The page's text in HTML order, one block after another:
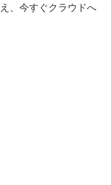
、今すぐクラウドへ